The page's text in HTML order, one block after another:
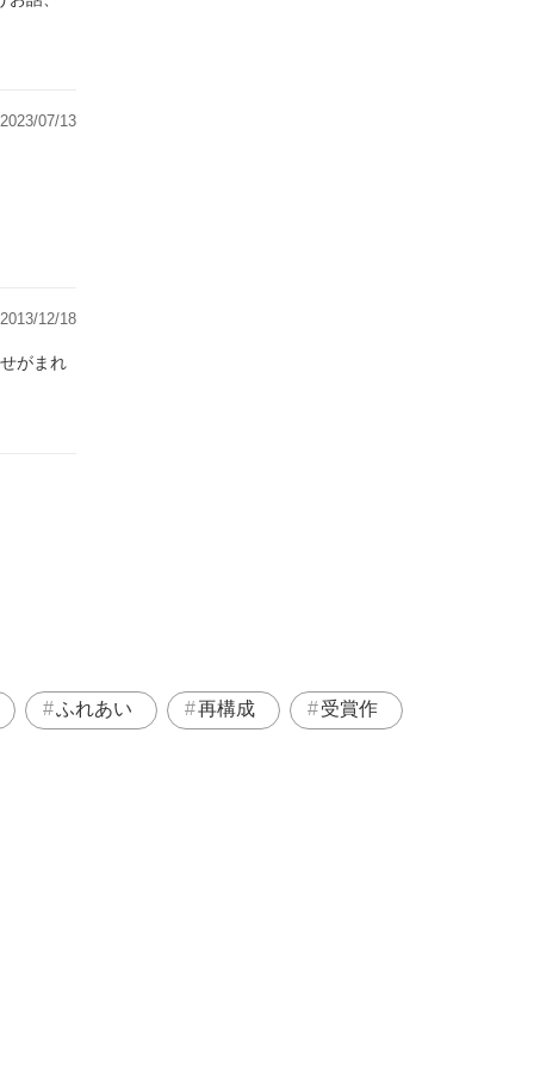
2023/07/13
2013/12/18
がまれ
ふれあい 再構成 受賞作